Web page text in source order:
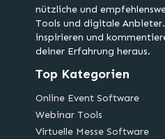
nützliche und
Tools und digitale
inspirieren und
deiner Erfahrung heraus.
Top Kategorien
Online Event Software
Webinar Tools
Virtuelle Messe Software